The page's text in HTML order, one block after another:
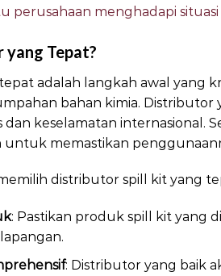
menghadapi
Tepat?
adalah langkah awal yang
bahan kimia.
keselamatan internasional.
untuk memastikan
distributor spill kit yang
: Pastikan produk spill kit yang
: Distributor yang baik